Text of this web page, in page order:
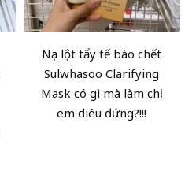
Nạ lột tẩy tế bào chết
Sulwhasoo Clarifying
Mask có gì mà làm chị
em điêu đứng?!!!